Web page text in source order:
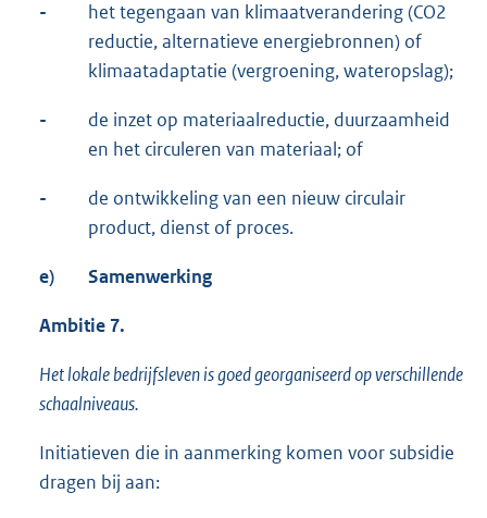
-
het tegengaan van klimaatverandering (CO2
reductie, alternatieve energiebronnen) of
klimaatadaptatie (vergroening, wateropslag);
-
de inzet op materiaalreductie, duurzaamheid
en het circuleren van materiaal; of
-
de ontwikkeling van een nieuw circulair
product, dienst of proces.
e) Samenwerking
Ambitie 7.
Het lokale bedrijfsleven is goed georganiseerd op verschillende
schaalniveaus.
Initiatieven die in aanmerking komen voor subsidie
dragen bij aan: